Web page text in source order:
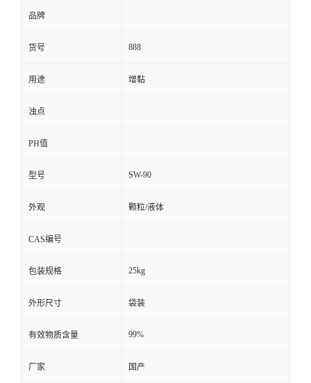
品牌
货号 888
用途 增黏
浊点
PH值
型号 SW-90
外观 颗粒/液体
CAS编号
包装规格 25kg
外形尺寸 袋装
有效物质含量 99%
厂家 国产